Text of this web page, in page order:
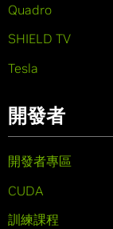
Quadro
SHIELD TV
Tesla
開發者
開發者專區
CUDA
訓練課程